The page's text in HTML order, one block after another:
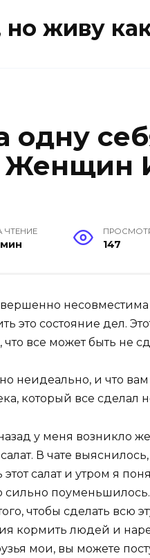
живу
одну
Женщин
ЧТЕНИЕ
147
это состояние дел.
что все может быть не
неидеально, и что вам
который все сделал
у меня возникло
В чате
салат и утром я
сильно
чтобы сделать всю
кормить людей и
мои, вы можете